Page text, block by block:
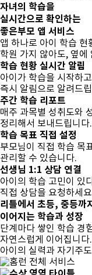
자녀의 학습을
실시간으로 확인하는
좋은부모 앱 서비스
앱 하나로 아이 학습 현
학원 가지 않아도, 옆에
학습 현황 실시간 알림
아이가 학습을 시작하
즉시 알림으로 알려드
주간 학습 리포트
매주 과목별 성취도와
정리해서 보내드립니다.
학습 목표 직접 설정
부모님이 직접 학습 목
관리할 수 있습니다.
선생님 1:1 상담 연결
아이의 학습 고민이 있
직접 상담을 요청하세
리틀에서 초등, 중등까지
이어지는 학습과 성장
단계마다 쌓인 학습 경
자연스럽게 이어집니다.
아이의 실력과 자기주